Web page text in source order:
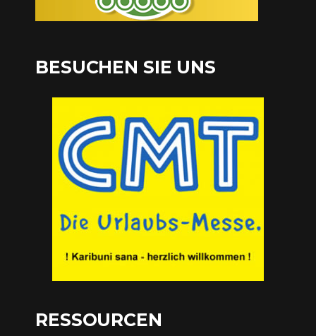
BESUCHEN SIE UNS
RESSOURCEN